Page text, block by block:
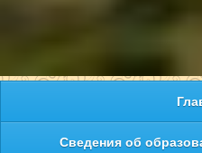
Сведения об